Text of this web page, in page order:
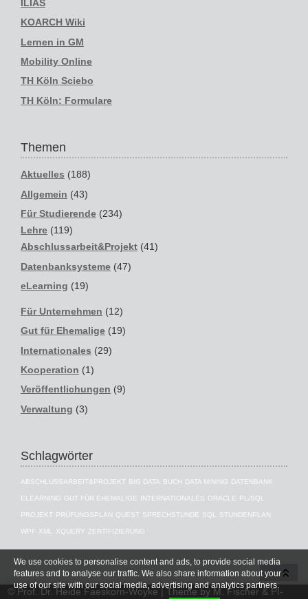
ILIAS
KOARCH Wiki
Lernen in GM
Mobility Online
TH Köln Sciebo
TH Köln: Formulare
Themen
Aktuelles (188)
Allgemein (43)
Für Studierende (234)
Lehre (119)
Abschlussarbeit&Projekt (41)
Datenbanksysteme (47)
eLearning (19)
Für Unternehmen (12)
Gut für Ehemalige (19)
Internationales (29)
Kooperation (1)
Veröffentlichungen (9)
Verwaltung (3)
Schlagwörter
ABSCHLUSSARBEIT&PROJEKT BIG DATA BUCH DATA MINING DATENBANK
ELEARNING GUT FÜR EHEMALIGE INTERNATIONALES ORACLE PL/SQL
PROJEKT PRÜFUNGSPLAN QUEST SPRECHSTUNDE SQL STUNDENPLAN
WPF XML XQUERY ZERTIFIZIERUNG
© Prof. Dr. Heide Faeskorn-Woyke | Theme byM. Fischer & PI-
We use cookies to personalise content and ads, to provide social media
features and to analyse our traffic. We also share information about your
use of our site with our social media, advertising and analytics partners.